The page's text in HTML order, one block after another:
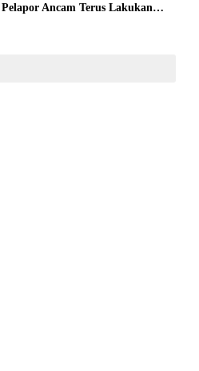
Ancam Terus Lakukan